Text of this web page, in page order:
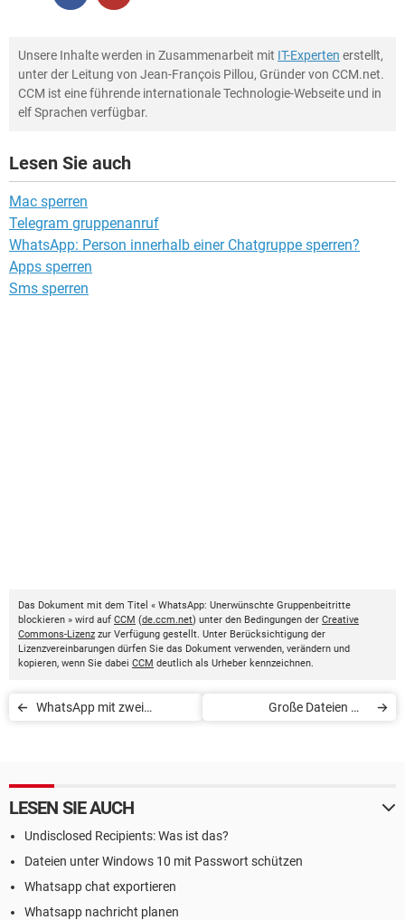
Unsere Inhalte werden in Zusammenarbeit mit IT-Experten erstellt,
unter der Leitung von Jean-François Pillou, Gründer von CCM.net.
CCM ist eine führende internationale Technologie-Webseite und in
elf Sprachen verfügbar.
Lesen Sie auch
Mac sperren
Telegram gruppenanruf
WhatsApp: Person innerhalb einer Chatgruppe sperren?
Apps sperren
Sms sperren
Das Dokument mit dem Titel « WhatsApp: Unerwünschte Gruppenbeitritte
blockieren » wird auf CCM (de.ccm.net) unter den Bedingungen der Creative
Commons-Lizenz zur Verfügung gestellt. Unter Berücksichtigung der
Lizenzvereinbarungen dürfen Sie das Dokument verwenden, verändern und
kopieren, wenn Sie dabei CCM deutlich als Urheber kennzeichnen.
WhatsApp mit zwei
Große Dateien mit
LESEN SIE AUCH
Undisclosed Recipients: Was ist das?
Dateien unter Windows 10 mit Passwort schützen
Whatsapp chat exportieren
Whatsapp nachricht planen